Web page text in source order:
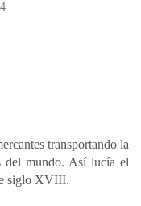
transportando la
del mundo. Así lucía el
siglo XVIII.